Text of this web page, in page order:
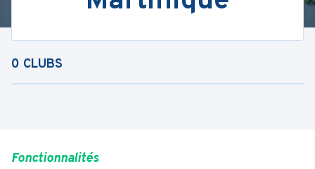
0 CLUBS
Fonctionnalités